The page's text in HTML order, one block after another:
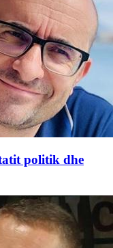
politik dhe